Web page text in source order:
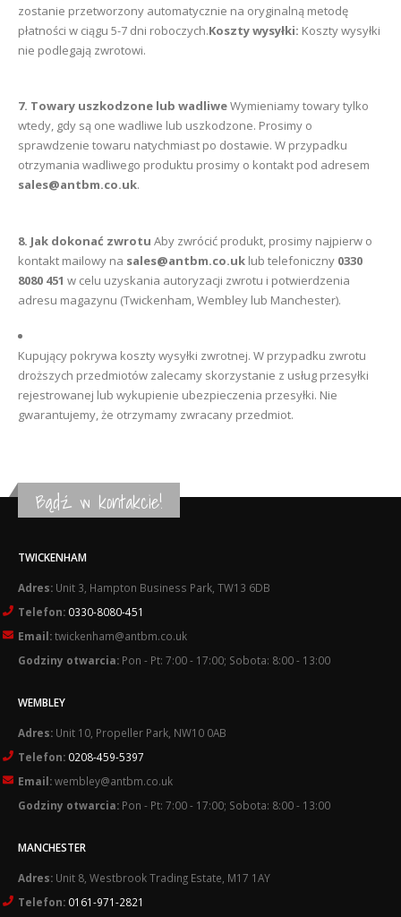
zostanie przetworzony automatycznie na oryginalną metodę
płatności w ciągu 5-7 dni roboczych.Koszty wysyłki: Koszty wysyłki
nie podlegają zwrotowi.
7. Towary uszkodzone lub wadliweWymieniamy towary tylko
wtedy, gdy są one wadliwe lub uszkodzone. Prosimy o
sprawdzenie towaru natychmiast po dostawie. W przypadku
otrzymania wadliwego produktu prosimy o kontakt pod adresem
sales@antbm.co.uk.
8. Jak dokonać zwrotu Aby zwrócić produkt, prosimy najpierw o
kontakt mailowy na sales@antbm.co.uk lub telefoniczny 0330
8080 451 w celu uzyskania autoryzacji zwrotu i potwierdzenia
adresu magazynu (Twickenham, Wembley lub Manchester).
Kupujący pokrywa koszty wysyłki zwrotnej. W przypadku zwrotu
droższych przedmiotów zalecamy skorzystanie z usług przesyłki
rejestrowanej lub wykupienie ubezpieczenia przesyłki. Nie
gwarantujemy, że otrzymamy zwracany przedmiot.
Bądź w kontakcie!
TWICKENHAM
Adres: Unit 3, Hampton Business Park, TW13 6DB
Telefon: 0330-8080-451
Email:twickenham@antbm.co.uk
Godziny otwarcia: Pon - Pt: 7:00 - 17:00; Sobota: 8:00 - 13:00
WEMBLEY
Adres: Unit 10, Propeller Park, NW10 0AB
Telefon: 0208-459-5397
Email:wembley@antbm.co.uk
Godziny otwarcia: Pon - Pt: 7:00 - 17:00; Sobota: 8:00 - 13:00
MANCHESTER
Adres: Unit 8, Westbrook Trading Estate, M17 1AY
Telefon: 0161-971-2821